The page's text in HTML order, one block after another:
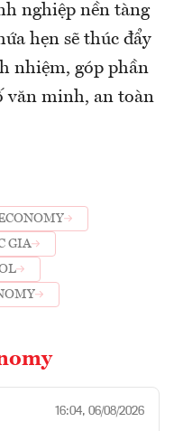
nghiệp nền tàng
hẹn sẽ thúc đẩy
nhiệm, góp phần
văn minh, an toàn
GIA
16:04, 06/08/2026